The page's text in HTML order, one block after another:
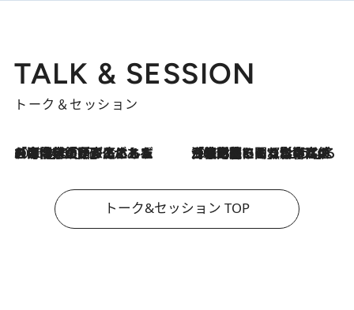
TALK & SESSION
トーク＆セッション
2026.8.3
「今後値上げがあるとすれば…」「リスクがあるのは今年の冬」エネルギー専門家が語る、ホルムズ海峡封鎖が家庭にもたらす“ある心配” 2026.8.3
「住宅建てられない…」「サーチャージ料の高値が続いている」ホルムズ海峡封鎖による影響はいつまで続く？《エネルギー専門家に聞く“どうなる日本の暮らし”》
トーク&セッション TOP